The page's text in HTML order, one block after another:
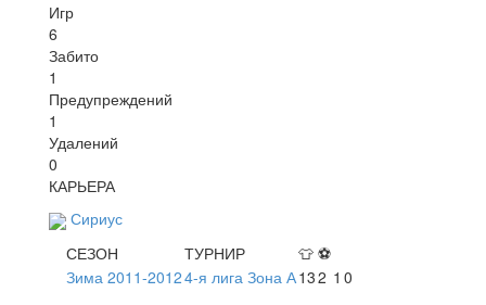
Игр
6
Забито
1
Предупреждений
1
Удалений
0
КАРЬЕРА
Сириус
СЕЗОН
ТУРНИР 👕 ⚽
Зима 2011-20124-я лига Зона А132 1 0